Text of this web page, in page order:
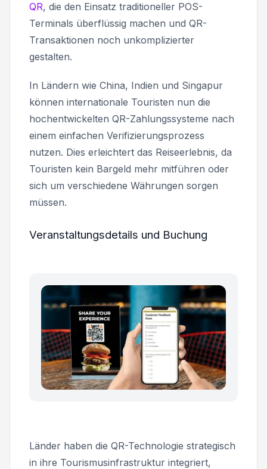
QR, die den Einsatz traditioneller POS-
Terminals überflüssig machen und QR-
Transaktionen noch unkomplizierter
gestalten.
In Ländern wie China, Indien und Singapur
können internationale Touristen nun die
hochentwickelten QR-Zahlungssysteme nach
einem einfachen Verifizierungsprozess
nutzen. Dies erleichtert das Reiseerlebnis, da
Touristen kein Bargeld mehr mitführen oder
sich um verschiedene Währungen sorgen
müssen.
Veranstaltungsdetails und Buchung
Länder haben die QR-Technologie strategisch
in ihre Tourismusinfrastruktur integriert,